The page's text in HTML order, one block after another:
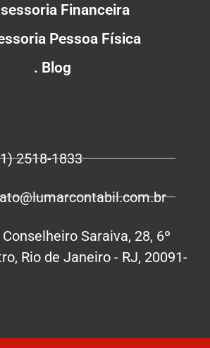
Financeira
Pessoa Física
. Blog
2518-1833
Saraiva, 28, 6º
Rio de Janeiro - RJ, 20091-